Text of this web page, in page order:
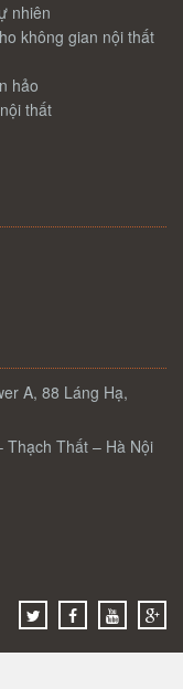
nhiên
không gian nội thất
hảo
thất
A, 88 Láng Hạ,
Thạch Thất – Hà Nội